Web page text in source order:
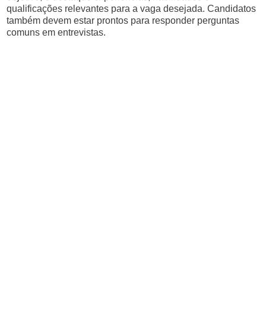
qualificações relevantes para a vaga desejada. Candidatos
também devem estar prontos para responder perguntas
comuns em entrevistas.